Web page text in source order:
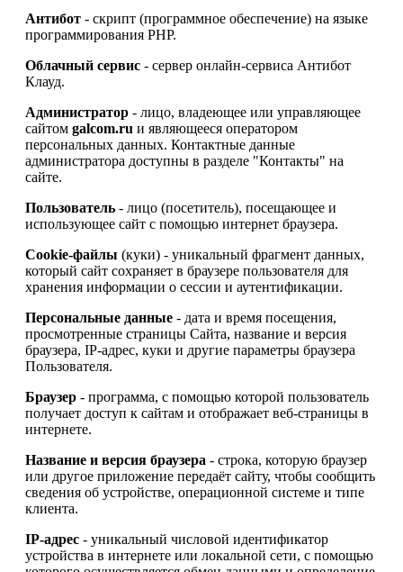
Антибот - скрипт (программное обеспечение) на языке
программирования PHP.
Облачный сервис - сервер онлайн-сервиса Антибот
Клауд.
Администратор - лицо, владеющее или управляющее
сайтом galcom.ru и являющееся оператором
персональных данных. Контактные данные
администратора доступны в разделе "Контакты" на
сайте.
Пользователь - лицо (посетитель), посещающее и
использующее сайт с помощью интернет браузера.
Cookie-файлы (куки) - уникальный фрагмент данных,
который сайт сохраняет в браузере пользователя для
хранения информации о сессии и аутентификации.
Персональные данные - дата и время посещения,
просмотренные страницы Сайта, название и версия
браузера, IP-адрес, куки и другие параметры браузера
Пользователя.
Браузер - программа, с помощью которой пользователь
получает доступ к сайтам и отображает веб-страницы в
интернете.
Название и версия браузера - строка, которую браузер
или другое приложение передаёт сайту, чтобы сообщить
сведения об устройстве, операционной системе и типе
клиента.
IP-адрес - уникальный числовой идентификатор
устройства в интернете или локальной сети, с помощью